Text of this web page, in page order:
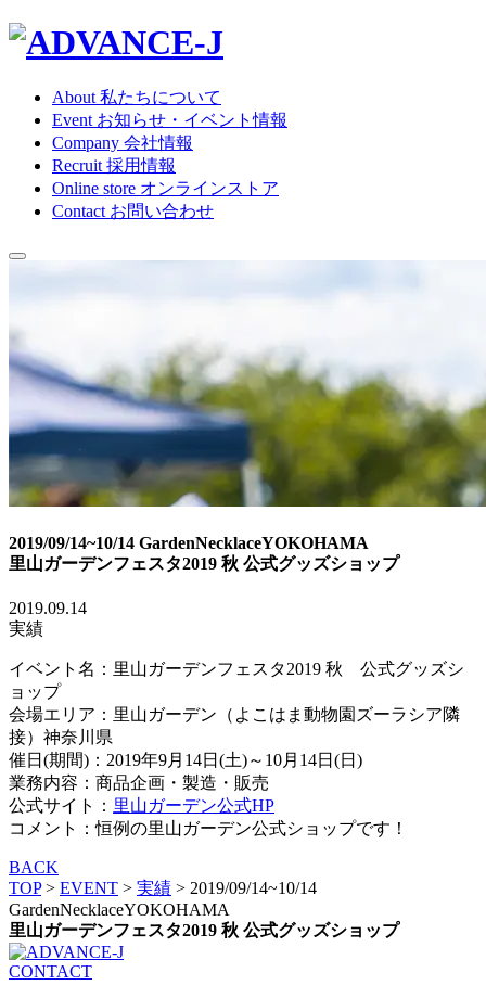
About 私たちについて
Event お知らせ・イベント情報
Company 会社情報
Recruit 採用情報
Online store オンラインストア
Contact お問い合わせ
2019/09/14~10/14 GardenNecklaceYOKOHAMA
里山ガーデンフェスタ2019 秋 公式グッズショップ
2019.09.14
実績
イベント名：里山ガーデンフェスタ2019 秋 公式グッズシ
ョップ
会場エリア：里山ガーデン（よこはま動物園ズーラシア隣
接）神奈川県
催日(期間)：2019年9月14日(土)～10月14日(日)
業務内容：商品企画・製造・販売
公式サイト： 里山ガーデン公式HP
コメント：恒例の里山ガーデン公式ショップです！
BACK
TOP> EVENT > 実績 > 2019/09/14~10/14
GardenNecklaceYOKOHAMA
里山ガーデンフェスタ2019 秋 公式グッズショップ
CONTACT